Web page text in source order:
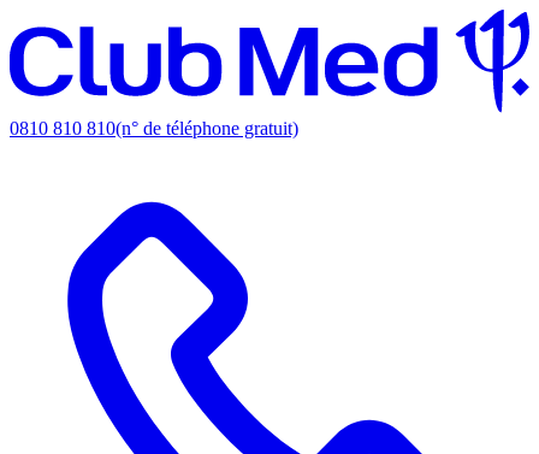
0810 810 810(n° de téléphone gratuit)